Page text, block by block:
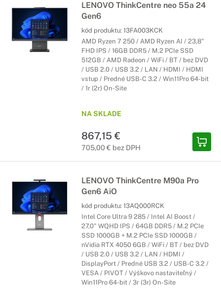
LENOVO ThinkCentre neo 55a 24
Gen6
kód produktu: 13FA003KCK
AMD Ryzen 7 250 / AMD Ryzen AI / 23,8"
FHD IPS / 16GB DDR5 / M.2 PCIe SSD
512GB / AMD Radeon / WiFi / BT / bez DVD
/ USB 2.0 / USB 3.2 / LAN / HDMI / HDMI
vstup / Predné USB-C 3.2 / Win11Pro 64-bit
/ 1r (2r) On-Site
NA SKLADE
867,15 €
705,00 € bez DPH
LENOVO ThinkCentre M90a Pro
Gen6 AiO
kód produktu: 13AQ000RCK
Intel Core Ultra 9 285 / Intel AI Boost /
27,0" WQHD IPS / 64GB DDR5 / M.2 PCIe
SSD 1000GB + M.2 PCIe SSD 1000GB /
nVidia RTX 4050 6GB / WiFi / BT / bez DVD
/ USB 2.0 / USB 3.2 / LAN / HDMI /
DisplayPort / Predné USB 3.2 / USB-C 3.2 /
VESA / PIVOT / Výškovo nastaviteľný /
Win11Pro 64-bit / 3r (3r) On-Site